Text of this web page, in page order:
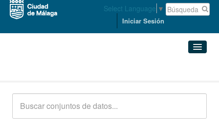
Select Language ▼
Iniciar Sesión